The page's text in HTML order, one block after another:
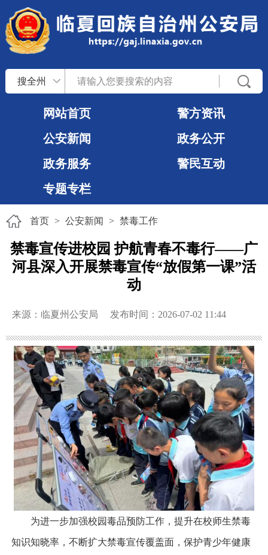
搜全州
网站首页
警方资讯
公安新闻
政务公开
政务服务
警民互动
专题专栏
首页 > 公安新闻 > 禁毒工作
禁毒宣传进校园 护航青春不毒行——广
河县深入开展禁毒宣传“放假第一课”活
动
来源：临夏州公安局 发布时间：2026-07-02 11:44
为进一步加强校园毒品预防工作，提升在校师生禁毒
知识知晓率，不断扩大禁毒宣传覆盖面，保护青少年健康